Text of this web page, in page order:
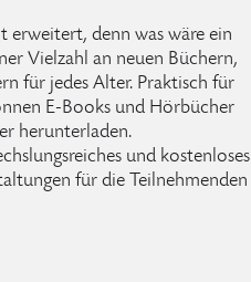
erweitert, denn was wäre ein
Vielzahl an neuen Büchern,
für jedes Alter. Praktisch für
E-Books und Hörbücher
herunterladen.
und kostenloses
für die Teilnehmenden